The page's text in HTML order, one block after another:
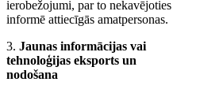
ierobežojumi, par to nekavējoties
informē attiecīgās amatpersonas.
3. Jaunas informācijas vai
tehnoloģijas eksports un
nodošana